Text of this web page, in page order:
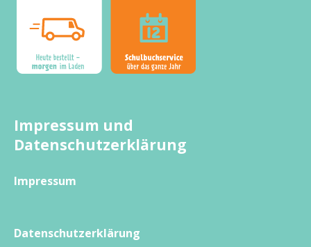
Impressum und
Datenschutzerklärung
Impressum
Datenschutzerklärung